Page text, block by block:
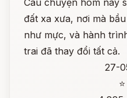
Câu chuyện hôm nay
đất xa xưa, nơi mà
như mực, và hành
trai đã thay đổi tất cả.
27-